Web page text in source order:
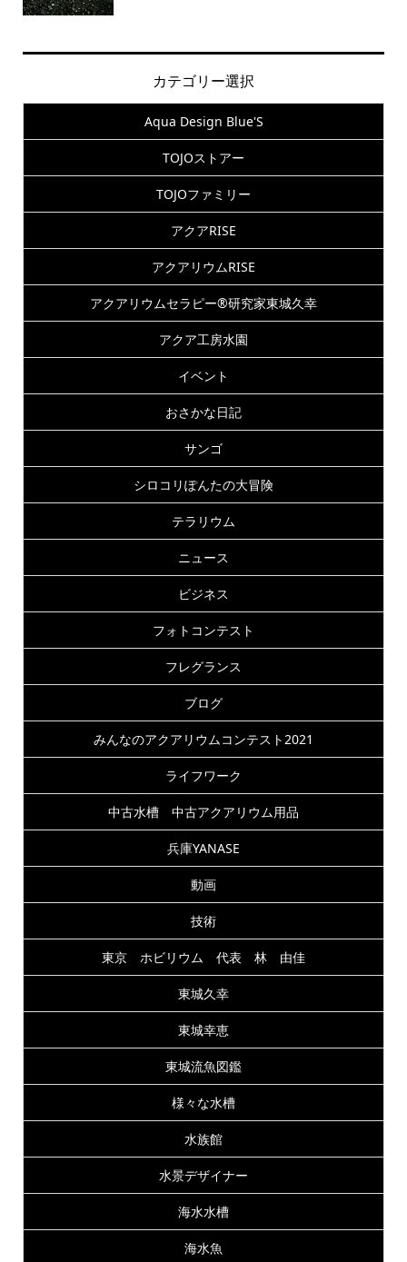
カテゴリー選択
Aqua Design Blue'S
TOJOストアー
TOJOファミリー
アクアRISE
アクアリウムRISE
アクアリウムセラピー®研究家東城久幸
アクア工房水園
イベント
おさかな日記
サンゴ
シロコリぽんたの大冒険
テラリウム
ニュース
ビジネス
フォトコンテスト
フレグランス
ブログ
みんなのアクアリウムコンテスト2021
ライフワーク
中古水槽 中古アクアリウム用品
兵庫YANASE
動画
技術
東京 ホビリウム 代表 林 由佳
東城久幸
東城幸恵
東城流魚図鑑
様々な水槽
水族館
水景デザイナー
海水水槽
海水魚